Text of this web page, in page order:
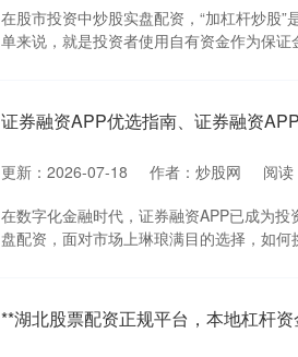
在股市投资中炒股实盘配资，“加杠杆炒股
单来说，就是投资者使用自有资金作为保
证券融资APP优选指南、证券融资
更新：2026-07-18 作者：炒股网 阅读
在数字化金融时代，证券融资APP已成为
盘配资，面对市场上琳琅满目的选择，如
**湖北股票配资正规平台，本地杠杆